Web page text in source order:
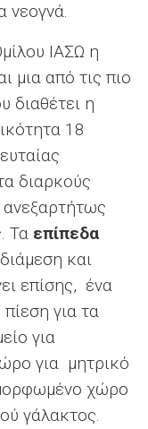
νεογνά.
ΙΑΣΩ η
µια από τις πιο
διαθέτει η
18
διαρκούς
Τα επίπεδα
και
επίσης, ένα
για τα
για
για μητρικό
χώρο
γάλακτος.